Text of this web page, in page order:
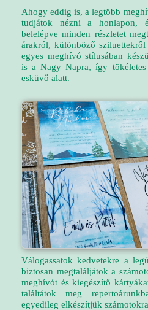
Ahogy eddig is, a legtöbb
tudjátok nézni a honlapon,
belelépve minden részletet
árakról, különböző
egyes meghívó stílusában
is a Nagy Napra, így
esküvő alatt.
Válogassatok kedvetekre a
biztosan megtaláljátok a
meghívót és kiegészítő
találtátok meg
egyedileg elkészítjük